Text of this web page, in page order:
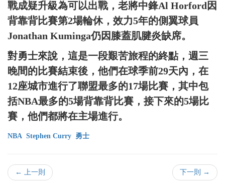
戰成疑升級為可以出戰，老將中鋒Al Horford因
背靠背比賽第2場輪休，效力5年的側翼球員
Jonathan Kuminga仍因膝蓋肌腱炎缺席。
對勇士來說，這是一段艱苦旅程的終點，週三
晚間的比賽結束後，他們在球季前29天內，在
12座城市進行了聯盟最多的17場比賽，其中包
括NBA最多的5場背靠背比賽，接下來的5場比
賽，他們都將在主場進行。
NBA Stephen Curry 勇士
← 上一則 下一則 →